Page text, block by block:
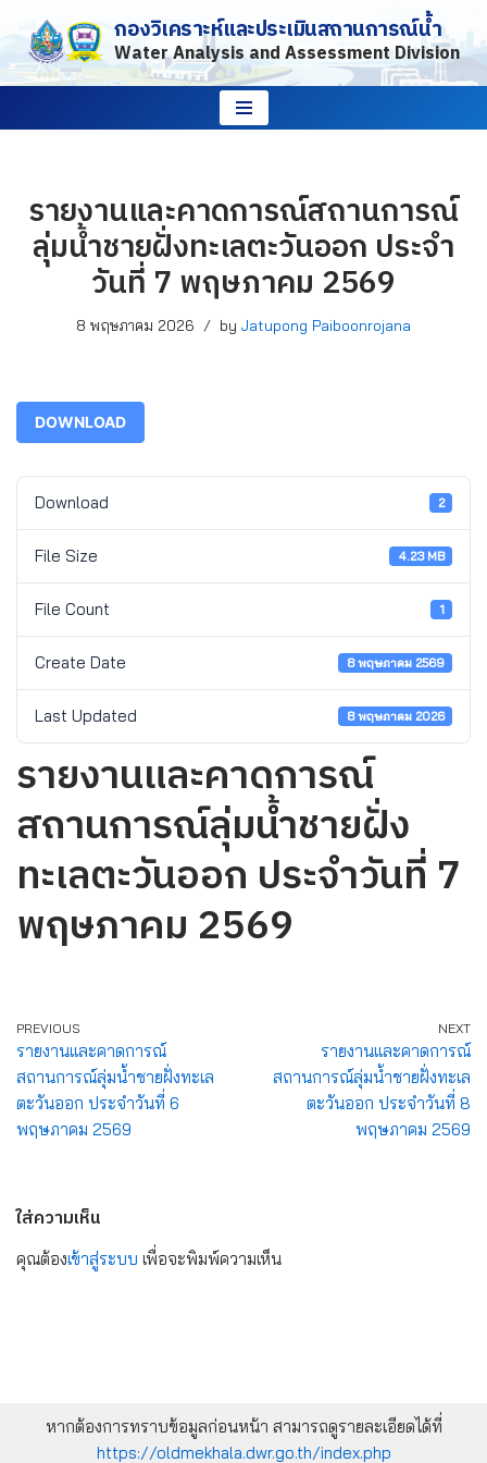
Skip
to
กองวิเคราะห์และประเมินสถานการณ์น้ำ
Water Analysis and Assessment Division
รายงานและคาดการณ์สถานการณ์
ลุ่มน้ำชายฝั่งทะเลตะวันออก ประจำ
วันที่ 7 พฤษภาคม 2569
8 พฤษภาคม 2026 by Jatupong Paiboonrojana
DOWNLOAD
Download 2
File Size 4.23 MB
File Count 1
Create Date 8 พฤษภาคม 2569
Last Updated 8 พฤษภาคม 2026
รายงานและคาดการณ์
สถานการณ์ลุ่มน้ำชายฝั่ง
ทะเลตะวันออก ประจำวันที่ 7
พฤษภาคม 2569
PREVIOUS
รายงานและคาดการณ์
สถานการณ์ลุ่มน้ำชายฝั่งทะเล
ตะวันออก ประจำวันที่ 6
พฤษภาคม 2569
NEXT
รายงานและคาดการณ์
สถานการณ์ลุ่มน้ำชายฝั่งทะเล
ตะวันออก ประจำวันที่ 8
พฤษภาคม 2569
ใส่ความเห็น
คุณต้องเข้าสู่ระบบ เพื่อจะพิมพ์ความเห็น
หากต้องการทราบข้อมูลก่อนหน้า สามารถดูรายละเอียดได้ที่
https://oldmekhala.dwr.go.th/index.php